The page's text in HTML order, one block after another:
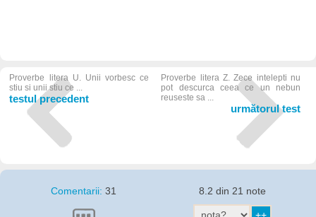
Proverbe litera U. Unii vorbesc ce
stiu si unii stiu ce ...
testul precedent
Proverbe litera Z. Zece intelepti nu
pot descurca ceea ce un nebun
reuseste sa ...
următorul test
Comentarii:31 8.2 din 21 note